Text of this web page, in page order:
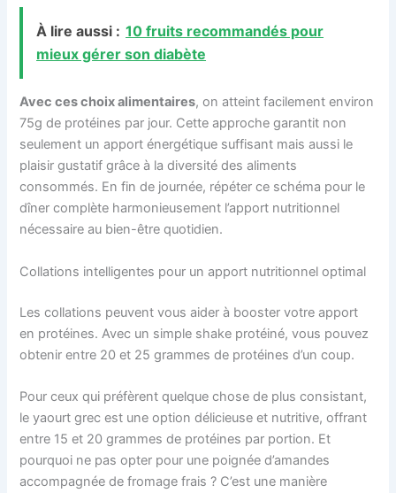
À lire aussi : 10 fruits recommandés pour
mieux gérer son diabète
Avec ces choix alimentaires, on atteint facilement environ
75g de protéines par jour. Cette approche garantit non
seulement un apport énergétique suffisant mais aussi le
plaisir gustatif grâce à la diversité des aliments
consommés. En fin de journée, répéter ce schéma pour le
dîner complète harmonieusement l’apport nutritionnel
nécessaire au bien-être quotidien.
Collations intelligentes pour un apport nutritionnel optimal
Les collations peuvent vous aider à booster votre apport
en protéines. Avec un simple shake protéiné, vous pouvez
obtenir entre 20 et 25 grammes de protéines d’un coup.
Pour ceux qui préfèrent quelque chose de plus consistant,
le yaourt grec est une option délicieuse et nutritive, offrant
entre 15 et 20 grammes de protéines par portion. Et
pourquoi ne pas opter pour une poignée d’amandes
accompagnée de fromage frais ? C’est une manière